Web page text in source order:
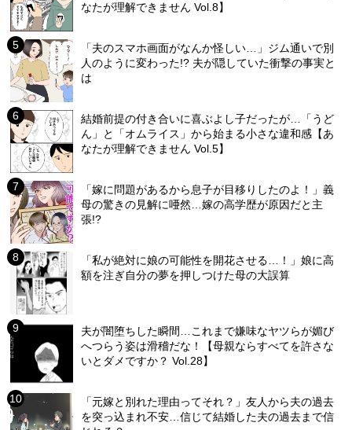
なたが理解できません Vol.8】
「夫のスマホ画面がなんか怪しい…」ジム通いで別
人のように変わった!? 夫が隠していた衝撃の事実と
は
結婚前提の付き合いに喜ぶよし子だったが…「うど
ん」と「オムライス」から始まる小さな違和感【あ
なたが理解できません Vol.5】
「嫁に問題があるから息子が目移りしたのよ！」義
母の驚きの見解に唖然…嫁の高学歴が原因だと主
張!?
「私が絶対に娘の可能性を開花させる…！」娘に高
額を注ぎ自分の夢を押しつけた母の大誤算
夫が闇堕ちした瞬間…これまで嫌味なヤツらが媚び
へつらう姿は滑稽だな！【母親ならすべてを許さな
いとダメですか？ Vol.28】
「元嫁と別れた理由ってそれ？」友人から夫の過去
を突っ込まれ不安…信じて結婚した夫の過去まで信